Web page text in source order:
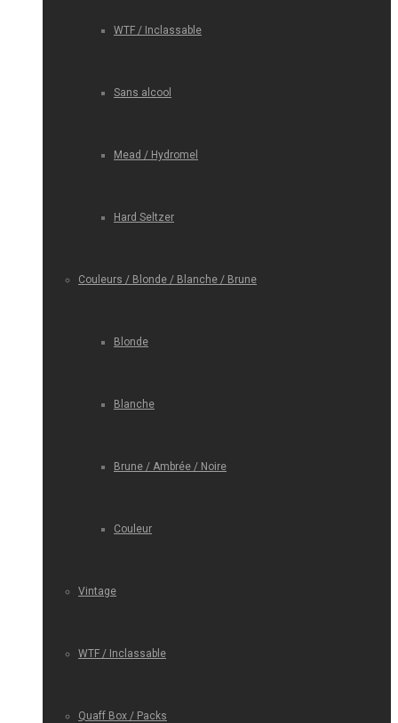
WTF / Inclassable
Sans alcool
Mead / Hydromel
Hard Seltzer
Couleurs / Blonde / Blanche / Brune
Blonde
Blanche
Brune / Ambrée / Noire
Couleur
Vintage
WTF / Inclassable
Quaff Box / Packs